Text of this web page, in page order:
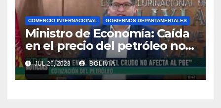
COMERCIO INTERNACIONAL GOBIERNOS DEPARTAMENTALES
Ministro de Economía: Caída
en el precio del petróleo no
afecta al PGE de Bolivia
JUL 26, 2023 BOLIVIA